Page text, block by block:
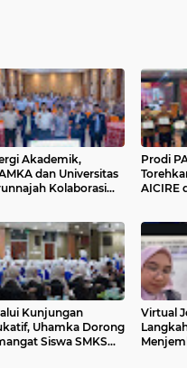
Akademik,
dan Universitas
Kolaborasi
Prodi
AICIRE
Kunjungan
Uhamka Dorong
Siswa SMKS
Virtual